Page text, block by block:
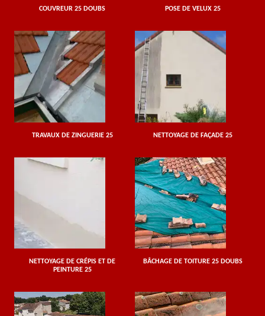
COUVREUR 25 DOUBS POSE DE VELUX 25
TRAVAUX DE ZINGUERIE 25 NETTOYAGE DE FAÇADE 25
NETTOYAGE DE CRÉPIS ET DE
PEINTURE 25
BÂCHAGE DE TOITURE 25 DOUBS